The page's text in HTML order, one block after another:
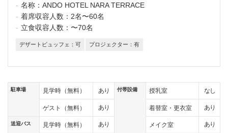
名称： ANDO HOTEL NARA TERRACE
着席収容人数： 2名〜60名
立食収容人数： 〜70名
デザートビュッフェ：可 プロジェクター：有
駐車場 見学時（無料） あり
ゲスト（無料） あり
送迎バス 見学時（無料） あり
付帯設備 授乳室 なし
着替室・更衣室 あり
メイク室 あり